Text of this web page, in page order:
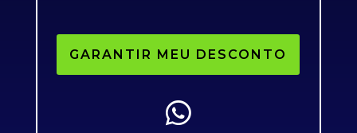
GARANTIR MEU DESCONTO
